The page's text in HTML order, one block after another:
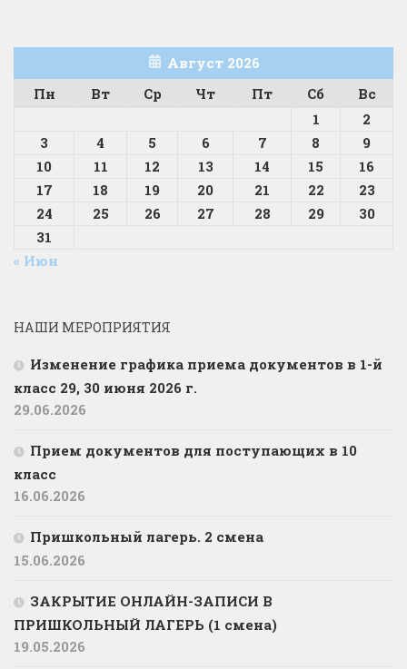
Август 2026
Пн
Вт Ср Чт Пт Сб
Вс
1
2
3
4 5 6 7 8
9
10
11 12 13 14 15
16
17
18 19 20 21 22
23
24
25 26 27 28 29
30
31
« Июн
НАШИ МЕРОПРИЯТИЯ
Изменение графика приема документов в 1-й
класс 29, 30 июня 2026 г.
29.06.2026
Прием документов для поступающих в 10
класс
16.06.2026
Пришкольный лагерь. 2 смена
15.06.2026
ЗАКРЫТИЕ ОНЛАЙН-ЗАПИСИ В
ПРИШКОЛЬНЫЙ ЛАГЕРЬ (1 смена)
19.05.2026